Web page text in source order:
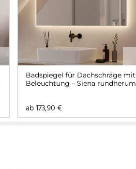
Badspiegel für Dachschräge mit
Beleuchtung – Siena rundherum
ab173,90€